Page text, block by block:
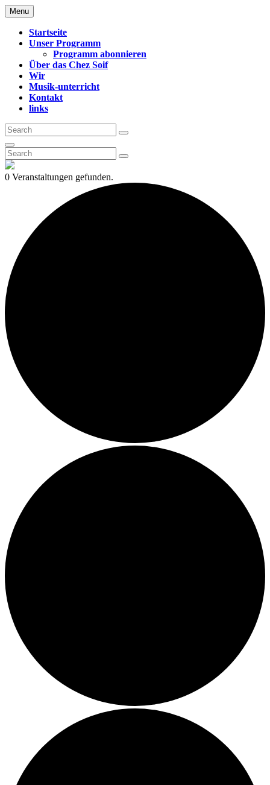
Skip
to
content
CHEZ SOIF
Menu
Startseite
Unser Programm
Programm abonnieren
Über das Chez Soif
Wir
Musik-unterricht
Kontakt
links
Search
for:
Search
Search
Search
for:
Search
0 Veranstaltungen gefunden.